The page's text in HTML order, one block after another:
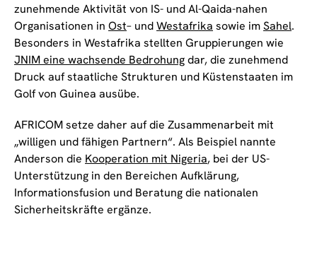
zunehmende Aktivität von IS- und Al-Qaida-nahen
Organisationen in Ost– undWestafrika sowie imSahel.
Besonders in Westafrika stellten Gruppierungen wie
JNIM eine wachsende Bedrohungdar, die zunehmend
Druck auf staatliche Strukturen und Küstenstaaten im
Golf von Guinea ausübe.
AFRICOM setze daher auf die Zusammenarbeit mit
„willigen und fähigen Partnern“. Als Beispiel nannte
Anderson die Kooperation mit Nigeria, bei der US-
Unterstützung in den Bereichen Aufklärung,
Informationsfusion und Beratung die nationalen
Sicherheitskräfte ergänze.